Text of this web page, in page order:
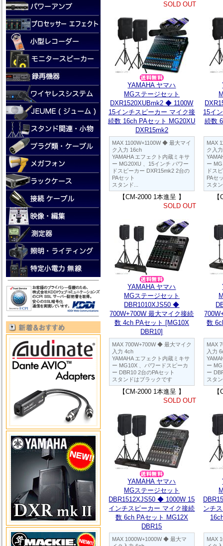
SOLD OUT
YAMAHA ヤマハ
MGステージセット
DXR1520XUBmk2 ◆ 1100W
15インチスピーカー マイク接
続数 16ch PAセット MG20XU
DXR15mk2
MAX 1100W+1100W ◆ 最大マイ
ク入力 16ch
YAMAHA エフェクト内蔵ミキサ
ー MG20XU 、15インチ パワー
ドスピーカー DXR15mk2 2台の
PAセット
スタンド...
【CM-2000 1本進呈 】
SOLD OUT
15イ
続数
MAX
ク入
ー
ドス
PAセ
スタ
YAMAHA ヤマハ
MGステージセット
DBR1010XJS50 ◆
700W+700W 最大マイク接続
数 4ch PAセット [MG10X
DBR10]
MAX 700W+700W ◆ 最大マイク
入力 4ch
YAMAHA エフェクト内蔵ミキサ
ー MG10X 、パワードスピーカ
ー DBR10 2台のPAセット
スタンドはブラックです
【CM-2000 1本進呈 】
SOLD OUT
数
MAX
入力
ー
ー
スタ
YAMAHA ヤマハ
MGステージセット
DBR1512XJS50 ◆ 1000W 15
インチスピーカー マイク接続
数 6ch PAセット MG12X
DBR15
MAX 1000W+1000W ◆ 最大マ
ンチ
MAX